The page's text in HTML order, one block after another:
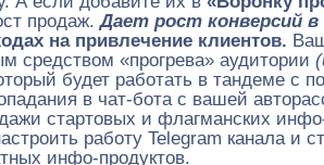
продаж.Дает рост конверсий в
на привлечение клиентов.
«прогрева» аудитории
будет работать в тандеме с
в чат-бота с вашей
стартовых и флагманских
работу Telegram канала
инфо-продуктов.